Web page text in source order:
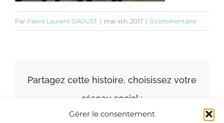
Gérer le consentement
Par Pierre Laurent DAOUST | mai 4th, 2017 | 0 commentaire
Partagez cette histoire, choisissez votre
réseau social :